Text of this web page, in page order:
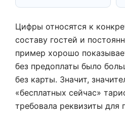
Цифры относятся к
составу гостей и
пример хорошо
без предоплаты было
без карты. Значит,
«бесплатных сейчас»
требовала реквизиты для